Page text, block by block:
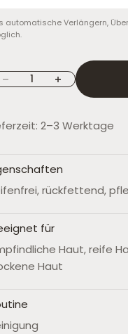
automatische Verlängern,
verringern
Anzahl erhöhen
2–3 Werktage
rückfettend,
für
Haut, reife
Haut